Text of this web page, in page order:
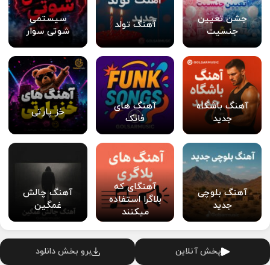
جشن تعیین
جنسیت
آهنگ تولد
سیستمی
شوتی سوار
آهنگ باشگاه
جدید
آهنگ های
فانک
خز پارتی
آهنگ بلوچی
جدید
آهنگای که
بلاگرا استفاده
میکنند
آهنگ چالش
غمگین
پخش آنلاین برو بخش دانلود